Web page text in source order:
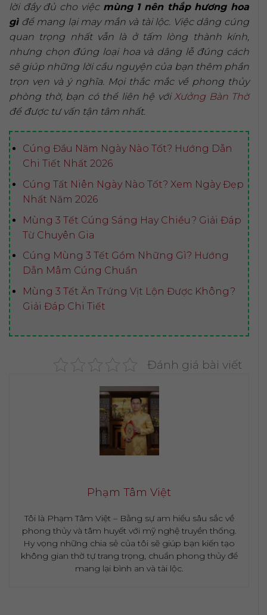
lời đầy đủ cho việc mùng 1 nên thắp hương hoa
gìđể mang lại may mắn và tài lộc. Việc dâng cúng
quan trọng nhất vẫn là ở tấm lòng thành kính,
nhưng chọn đúng loại hoa và dâng lễ đúng cách
sẽ giúp những lời cầu nguyện của bạn thêm phần
trọn vẹn và ý nghĩa. Mọi thắc mắc về phong thủy
phòng thờ, bạn có thể liên hệ với Xưởng Bàn Thờ
để được tư vấn tận tâm nhất.
Cúng Đầu Năm Ngày Nào Tốt? Hướng Dẫn
Chi Tiết Nhất 2026
Cúng Tất Niên Ngày Nào Tốt? Xem Ngày Đẹp
Nhất Năm 2026
Mùng 3 Tết Cúng Sáng Hay Chiều? Giải Đáp
Từ Chuyên Gia
Cúng Mùng 3 Tết Gồm Những Gì? Hướng
Dẫn Mâm Cúng Chuẩn
Mùng 3 Tết Ăn Trứng Vịt Lộn Được Không?
Giải Đáp Chi Tiết
Đánh giá bài viết
Phạm Tâm Việt
Tôi là Phạm Tâm Việt – Bằng sự am hiểu sâu sắc về
phong thủy và tâm huyết với mỹ nghệ truyền thống.
Hy vọng những chia sẻ của tôi sẽ giúp bạn kiến tạo
không gian thờ tự trang trọng, chuẩn phong thủy để
mang lại bình an và tài lộc.